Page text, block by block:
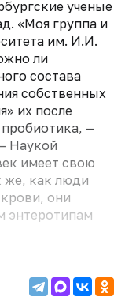
ученые
«Моя группа и
им. И.И.
ли
состава
собственных
их после
—
Наукой
имеет свою
же, как люди
они
энтеротипам